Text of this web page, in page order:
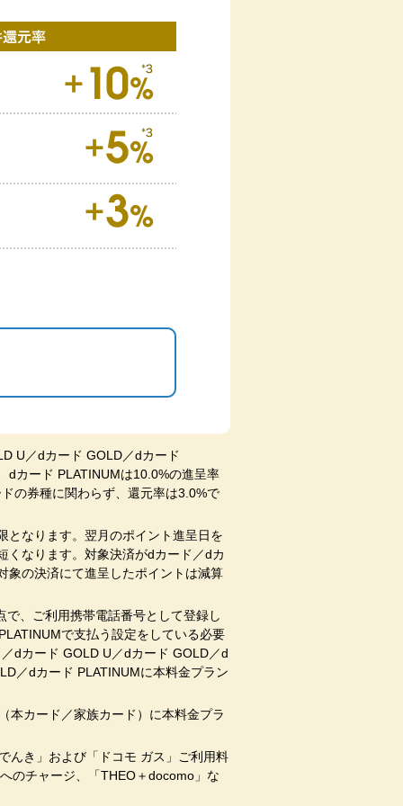
U／dカード GOLD／dカード
dカード PLATINUMは10.0%の進呈率
の券種に関わらず、還元率は3.0%で
となります。翌月のポイント進呈日を
くなります。対象決済がdカード／dカ
象の決済にて進呈したポイントは減算
、ご利用携帯電話番号として登録し
で支払う設定をしている必要
dカード GOLD U／dカード GOLD／d
／dカード PLATINUMに本料金プラン
本カード／家族カード）に本料金プラ
んき」および「ドコモ ガス」ご利用料
のチャージ、「THEO＋docomo」な